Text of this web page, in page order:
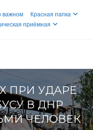
важном
Красная папка
приёмная
ПРИ УДАРЕ
В ДНР
ЧЕЛОВЕК